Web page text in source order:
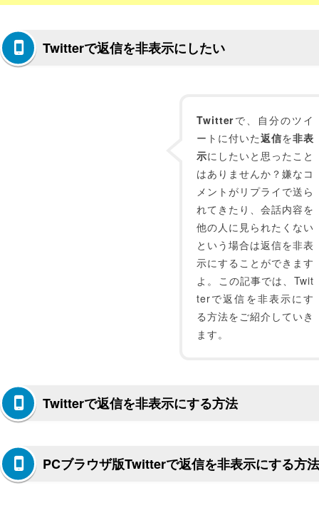
Twitterで返信を非表示にしたい
Twitterで、自分のツイ
ートに付いた返信を非表
示にしたいと思ったこと
はありませんか？嫌なコ
メントがリプライで送ら
れてきたり、会話内容を
他の人に見られたくない
という場合は返信を非表
示にすることができます
よ。この記事では、Twit
terで返信を非表示にす
る方法をご紹介していき
ます。
Twitterで返信を非表示にする方法
PCブラウザ版Twitterで返信を非表示にする方法